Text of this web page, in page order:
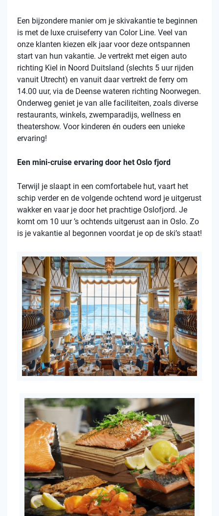
Een bijzondere manier om je skivakantie te beginnen
is met de luxe cruiseferry van Color Line. Veel van
onze klanten kiezen elk jaar voor deze ontspannen
start van hun vakantie. Je vertrekt met eigen auto
richting Kiel in Noord Duitsland (slechts 5 uur rijden
vanuit Utrecht) en vanuit daar vertrekt de ferry om
14.00 uur, via de Deense wateren richting Noorwegen.
Onderweg geniet je van alle faciliteiten, zoals diverse
restaurants, winkels, zwemparadijs, wellness en
theatershow. Voor kinderen én ouders een unieke
ervaring!
Een mini-cruise ervaring door het Oslo fjord
Terwijl je slaapt in een comfortabele hut, vaart het
schip verder en de volgende ochtend word je uitgerust
wakker en vaar je door het prachtige Oslofjord. Je
komt om 10 uur ’s ochtends uitgerust aan in Oslo. Zo
is je vakantie al begonnen voordat je op de ski’s staat!